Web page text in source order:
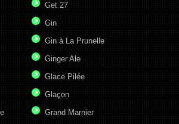
Get 27
Gin
Gin à La Prunelle
Ginger Ale
Glace Pilée
Glaçon
Grand Marnier